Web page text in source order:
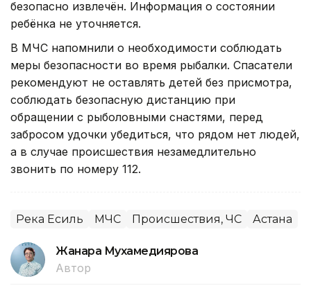
безопасно извлечён. Информация о состоянии
ребёнка не уточняется.
В МЧС напомнили о необходимости соблюдать
меры безопасности во время рыбалки. Спасатели
рекомендуют не оставлять детей без присмотра,
соблюдать безопасную дистанцию при
обращении с рыболовными снастями, перед
забросом удочки убедиться, что рядом нет людей,
а в случае происшествия незамедлительно
звонить по номеру 112.
Река Есиль МЧС Происшествия, ЧС Астана
Жанара Мухамедиярова
Автор